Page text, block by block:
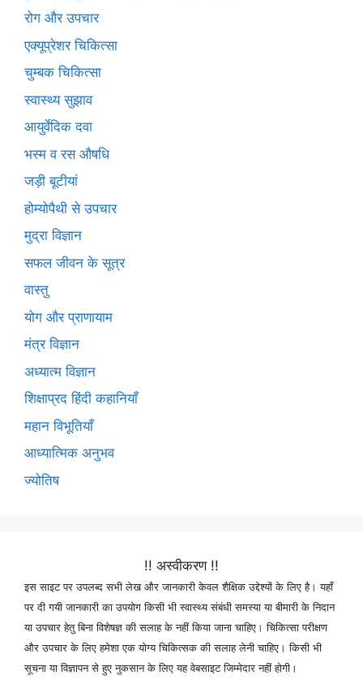
रोग और उपचार
एक्यूप्रेशर चिकित्सा
चुम्बक चिकित्सा
स्वास्थ्य सुझाव
आयुर्वेदिक दवा
भस्म व रस औषधि
जड़ी बूटीयां
होम्योपैथी से उपचार
मुद्रा विज्ञान
सफल जीवन के सूत्र
वास्तु
योग और प्राणायाम
मंत्र विज्ञान
अध्यात्म विज्ञान
शिक्षाप्रद हिंदी कहानियाँ
महान विभूतियाँ
आध्यात्मिक अनुभव
ज्योतिष
!! अस्वीकरण !!
इस साइट पर उपलब्द सभी लेख और जानकारी केवल शैक्षिक उद्देश्यों के लिए है। यहाँ
पर दी गयी जानकारी का उपयोग किसी भी स्वास्थ्य संबंधी समस्या या बीमारी के निदान
या उपचार हेतु बिना विशेषज्ञ की सलाह के नहीं किया जाना चाहिए। चिकित्सा परीक्षण
और उपचार के लिए हमेशा एक योग्य चिकित्सक की सलाह लेनी चाहिए। किसी भी
सूचना या विज्ञापन से हुए नुकसान के लिए यह वेबसाइट जिम्मेदार नहीं होगी।